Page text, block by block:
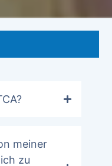
meiner
zu